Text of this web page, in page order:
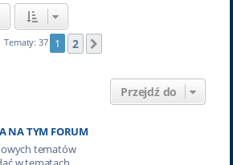
Tematy: 37 1 2
Przejdź do
NA TYM FORUM
tematów